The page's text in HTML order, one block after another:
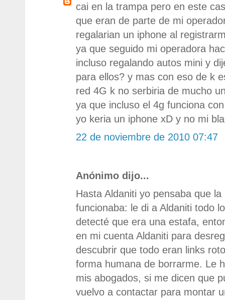
cai en la trampa pero en este
que eran de parte de mi
regalarian un iphone al
ya que seguido mi operadora
incluso regalando autos mini y
para ellos? y mas con eso de k
red 4G k no serbiria de mucho
ya que incluso el 4g funciona
yo keria un iphone xD y no mi
22 de noviembre de 2010 07:47
Anónimo dijo...
Hasta Aldaniti yo pensaba que
funcionaba: le di a Aldaniti todo
detecté que era una estafa,
en mi cuenta Aldaniti para
descubrir que todo eran links
forma humana de borrarme. Le
mis abogados, si me dicen que
vuelvo a contactar para montar